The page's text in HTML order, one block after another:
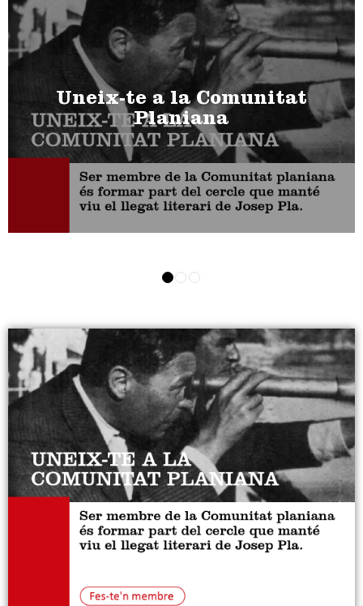
Uneix-te a la Comunitat
Planiana